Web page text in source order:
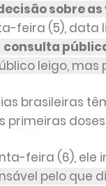
sobre
feira (5),
consulta
leigo, mas
brasileiras
primeiras
feira (6), ele
pelo que